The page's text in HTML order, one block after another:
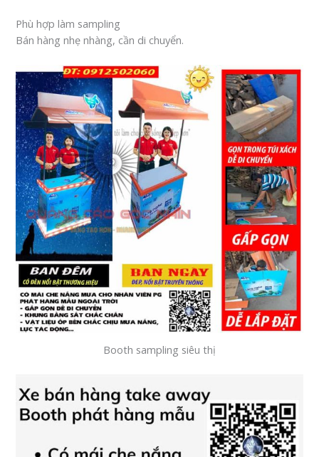
Phù hợp làm sampling
Bán hàng nhẹ nhàng, cần di chuyển.
Booth sampling siêu thị